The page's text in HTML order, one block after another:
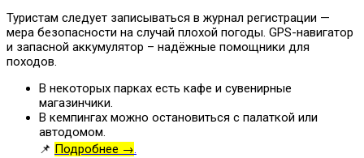
Туристам следует записываться в журнал регистрации —
мера безопасности на случай плохой погоды. GPS-навигатор
и запасной аккумулятор – надёжные помощники для
походов.
В некоторых парках есть кафе и сувенирные
магазинчики.
В кемпингах можно остановиться с палаткой или
автодомом.
📌 Подробнее →.